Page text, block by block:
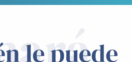
le puede